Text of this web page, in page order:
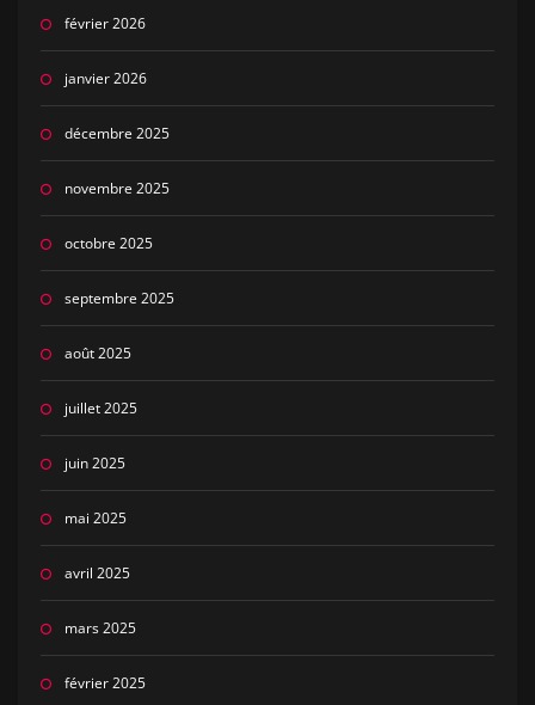
février 2026
janvier 2026
décembre 2025
novembre 2025
octobre 2025
septembre 2025
août 2025
juillet 2025
juin 2025
mai 2025
avril 2025
mars 2025
février 2025